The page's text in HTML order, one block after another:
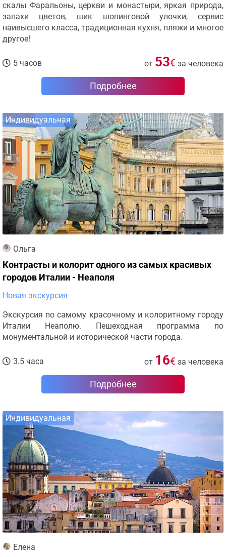
скалы Фаральоны, церкви и монастыри, яркая природа,
запахи цветов, шик шопинговой улочки, сервис
наивысшего класса, традиционная кухня, пляжи и многое
другое!
5 часов от 53€ за человека
Подробнее
Индивидуальная
Ольга
Контрасты и колорит одного из самых красивых
городов Италии - Неаполя
Новая экскурсия
Экскурсия по самому красочному и колоритному городу
Италии Неаполю. Пешеходная программа по
монументальной и исторической части города.
3.5 часа от 16€ за человека
Подробнее
Индивидуальная
Елена